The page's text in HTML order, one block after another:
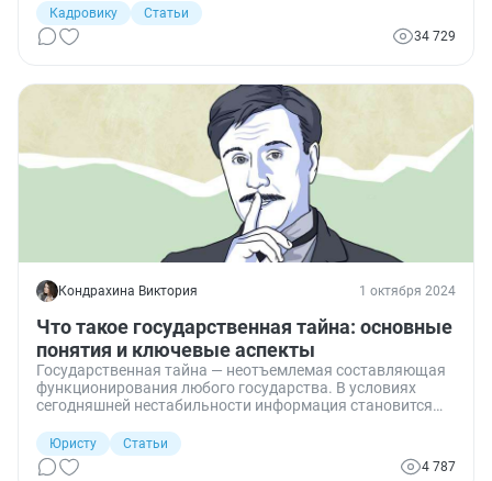
допуск к гостайне и что будет, если доступ произойдет
без допуска.
Кадровику
Статьи
34 729
Кондрахина Виктория 1 октября 2024
Что такое государственная тайна: основные
понятия и ключевые аспекты
Государственная тайна — неотъемлемая составляющая
функционирования любого государства. В условиях
сегодняшней нестабильности информация становится
привести к серьезным угрозам для безопасности страны.
Вот почему так важно знать, какие сведения являются
государственной тайной, как получить к ним доступ и
Юристу
Статьи
4 787